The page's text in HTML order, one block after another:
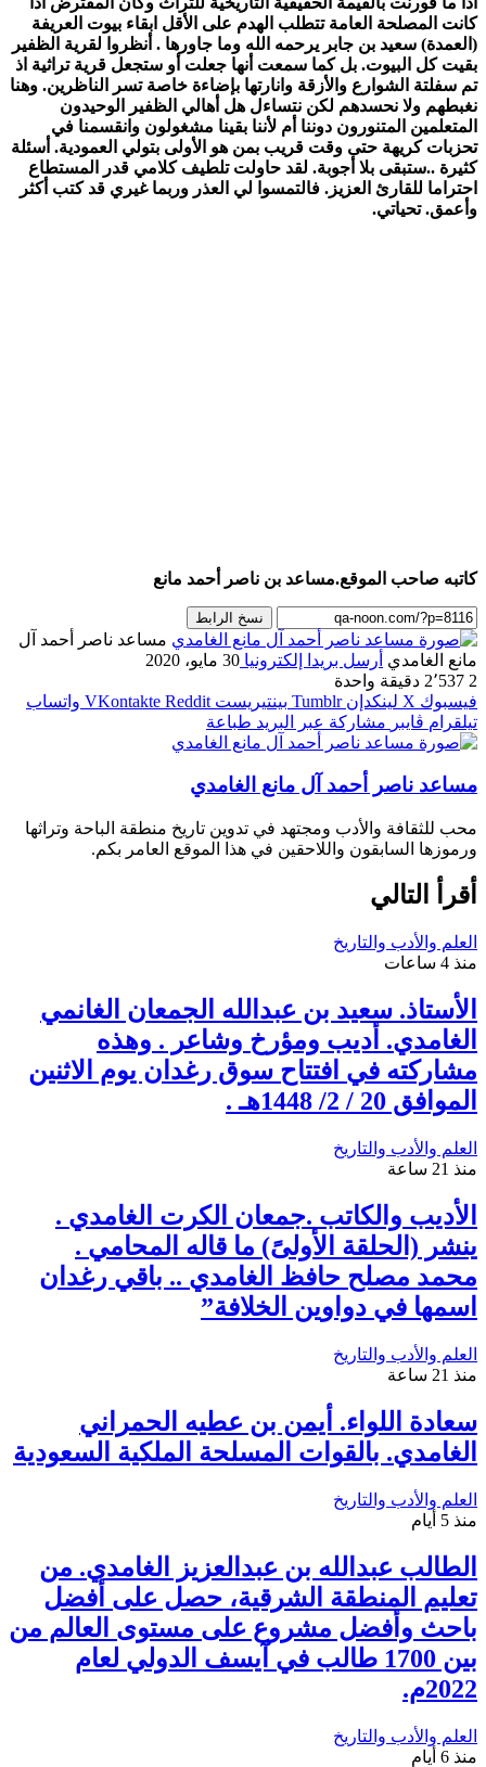
كانت المصلحة العامة تتطلب الهدم على الأقل ابقاء بيوت العريفة
(العمدة) سعيد بن جابر يرحمه الله وما جاورها . أنظروا لقرية الظفير
بقيت كل البيوت. بل كما سمعت أنها جعلت أو ستجعل قرية تراثية اذ
تم سفلتة الشوارع والأزقة وانارتها بإضاءة خاصة تسر الناظرين. وهنا
نغبطهم ولا نحسدهم لكن نتساءل هل أهالي الظفير الوحيدون
المتعلمين المتنورون دوننا أم لأننا بقينا مشغولون وانقسمنا في
تحزبات كريهة حتى وقت قريب بمن هو الأولى بتولي العمودية. أسئلة
كثيرة ..ستبقى بلا أجوبة. لقد حاولت تلطيف كلامي قدر المستطاع
احتراما للقارئ العزيز. فالتمسوا لي العذر وربما غيري قد كتب أكثر
وأعمق. تحياتي.
كاتبه صاحب الموقع.مساعد بن ناصر أحمد مانع
نسخ الرابط
مساعد ناصر أحمد آل
مانع الغامدي أرسل بريدا إلكترونيا 30 مايو، 2020
2
دقيقة واحدة
فيسبوك ‫X لينكدإن بينتيريست
واتساب
تيلقرام ڤايبر مشاركة عبر البريد طباعة
مساعد ناصر أحمد آل مانع الغامدي
محب للثقافة والأدب ومجتهد في تدوين تاريخ منطقة الباحة وتراثها
ورموزها السابقون واللاحقين في هذا الموقع العامر بكم.
أقرأ التالي
العلم والأدب والتاريخ
منذ 4 ساعات
الأستاذ. سعيد بن عبدالله الجمعان الغانمي
الغامدي. أديب ومؤرخ وشاعر . وهذه
مشاركته في افتتاح سوق رغدان يوم الاثنين
الموافق 20 / 2/ 1448هـ .
العلم والأدب والتاريخ
منذ 21 ساعة
الأديب والكاتب .جمعان الكرت الغامدي .
ينشر (الحلقة الأولىً) ما قاله المحامي .
محمد مصلح حافظ الغامدي .. باقي رغدان
اسمها في دواوين الخلافة”
العلم والأدب والتاريخ
منذ 21 ساعة
سعادة اللواء. أيمن بن عطيه الحمراني
الغامدي. بالقوات المسلحة الملكية السعودية
العلم والأدب والتاريخ
منذ 5 أيام
الطالب عبدالله بن عبدالعزيز الغامدي. من
تعليم المنطقة الشرقية، حصل على أفضل
باحث وأفضل مشروع على مستوى العالم من
بين 1700 طالب في آيسف الدولي لعام
2022م.
العلم والأدب والتاريخ
منذ 6 أيام